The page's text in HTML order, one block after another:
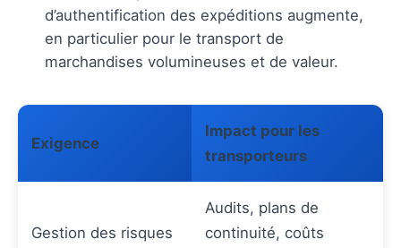
d’authentification des expéditions augmente,
en particulier pour le transport de
marchandises volumineuses et de valeur.
Exigence
Impact pour les
transporteurs
Gestion des risques
Audits, plans de
continuité, coûts